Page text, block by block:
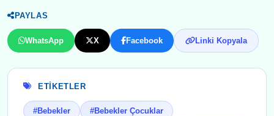
PAYLAS
WhatsApp X Facebook Linki Kopyala
ETIKETLER
#Bebekler #Bebekler Çocuklar